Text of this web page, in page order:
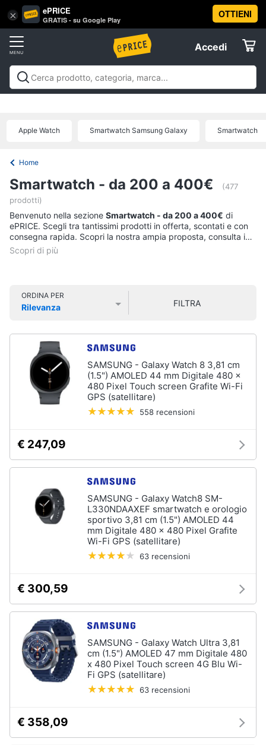
× ePRICE
GRATIS - su Google Play
OTTIENI
Accedi
Accedi
Registrati
Offerte
Tv
e
Home
Cinema
Audio
e
musica
Clima
Arredo
Brico
Giardinaggio
Beauty
Giocattoli
Prima
infanzia
Casalinghi
Vai
al
Apple Watch Smartwatch Samsung Galaxy Smartwatch
Home
Smartwatch - da 200 a 400€
(477
prodotti)
Benvenuto nella sezione Smartwatch - da 200 a 400€ di
ePRICE. Scegli tra tantissimi prodotti in offerta, scontati e con
consegna rapida. Scopri la nostra ampia proposta, consulta i
prezzi e acquista comodamente online.
ORDINA PER
Rilevanza
FILTRA
SAMSUNG - Galaxy Watch 8 3,81 cm
(1.5") AMOLED 44 mm Digitale 480 x
480 Pixel Touch screen Grafite Wi-Fi
GPS (satellitare)
558 recensioni
€ 247,09
SAMSUNG - Galaxy Watch8 SM-
L330NDAAXEF smartwatch e orologio
sportivo 3,81 cm (1.5") AMOLED 44
mm Digitale 480 x 480 Pixel Grafite
Wi-Fi GPS (satellitare)
63 recensioni
€ 300,59
SAMSUNG - Galaxy Watch Ultra 3,81
cm (1.5") AMOLED 47 mm Digitale 480
x 480 Pixel Touch screen 4G Blu Wi-
Fi GPS (satellitare)
63 recensioni
€ 358,09